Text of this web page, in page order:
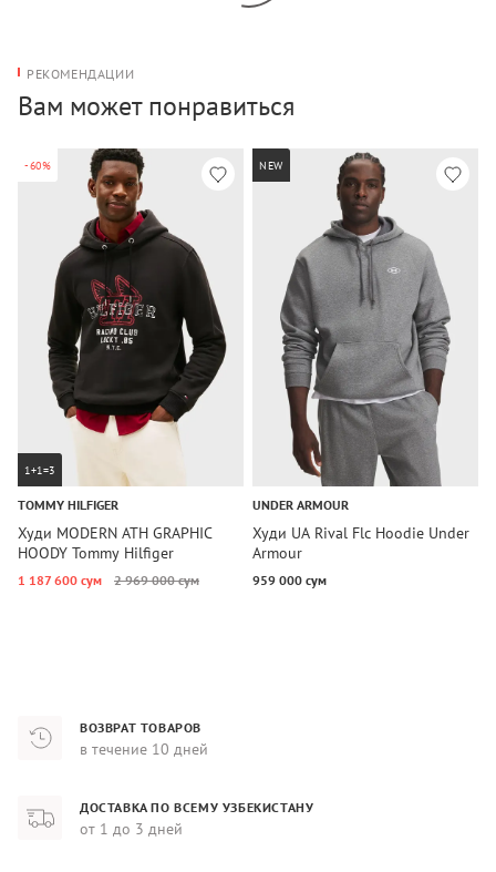
РЕКОМЕНДАЦИИ
Вам может понравиться
-60%
1+1=3
TOMMY HILFIGER
Худи MODERN ATH GRAPHIC
HOODY Tommy Hilfiger
1 187 600 сум 2 969 000 сум
NEW
UNDER ARMOUR
Худи UA Rival Flc Hoodie Under
Armour
959 000 сум
ВОЗВРАТ ТОВАРОВ
в течение 10 дней
ДОСТАВКА ПО ВСЕМУ УЗБЕКИСТАНУ
от 1 до 3 дней